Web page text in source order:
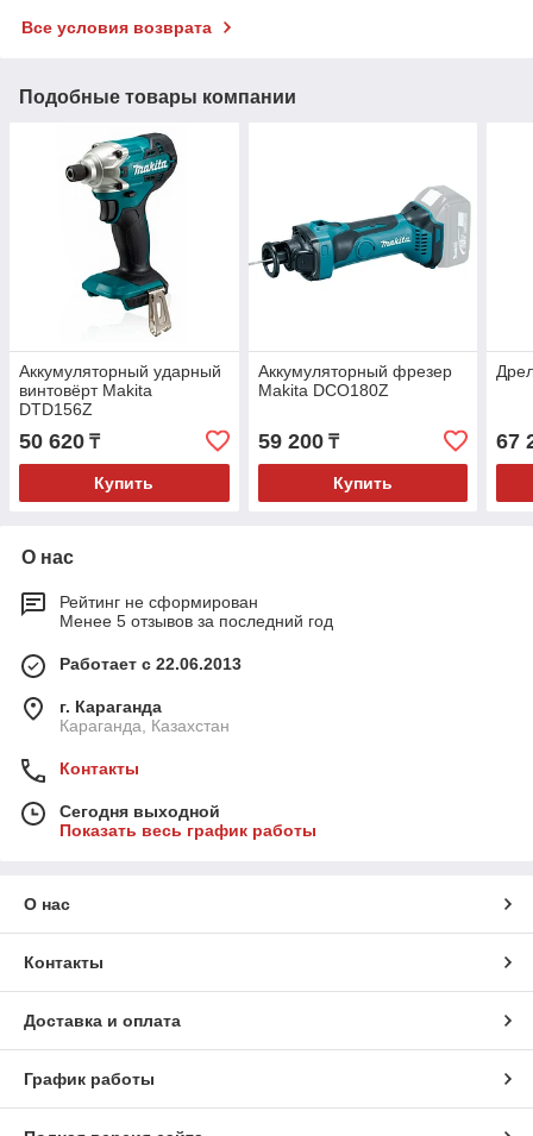
Все условия возврата
Подобные товары компании
Аккумуляторный ударный
винтовёрт Makita
DTD156Z
50 620 ₸
Купить
Аккумуляторный фрезер
Makita DCO180Z
59 200₸
Купить
67
О нас
Рейтинг не сформирован
Менее 5 отзывов за последний год
Работает с 22.06.2013
г. Караганда
Караганда, Казахстан
Контакты
Сегодня выходной
Показать весь график работы
О нас
Контакты
Доставка и оплата
График работы